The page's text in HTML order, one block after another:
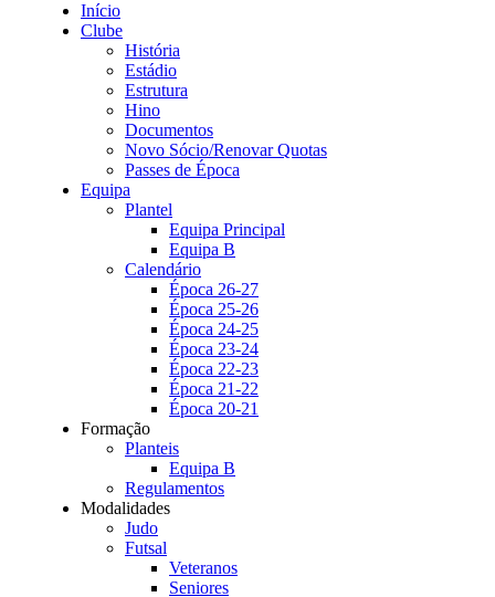
Início
Clube
História
Estádio
Estrutura
Hino
Documentos
Novo Sócio/Renovar Quotas
Passes de Época
Equipa
Plantel
Equipa Principal
Equipa B
Calendário
Época 26-27
Época 25-26
Época 24-25
Época 23-24
Época 22-23
Época 21-22
Época 20-21
Formação
Planteis
Equipa B
Regulamentos
Modalidades
Judo
Futsal
Veteranos
Seniores